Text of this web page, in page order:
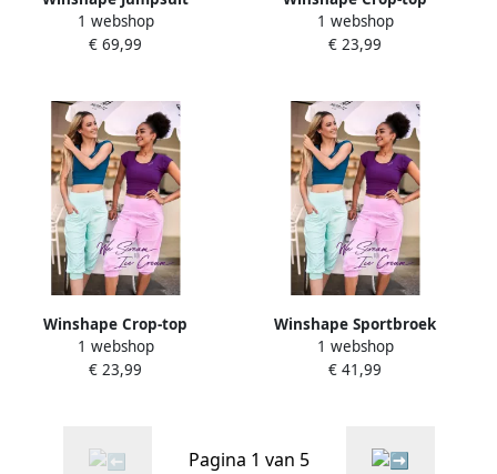
JS102LSC Functioneel
comfort
1 webshop
€ 69,99
AET137LS Functioneel licht
en zacht cropped
1 webshop
€ 23,99
Winshape Crop-top
AET137LS Functioneel licht
en zacht cropped
1 webshop
€ 23,99
Winshape Sportbroek
Functional Comfort ¾
leisurebroek LEI201C
1 webshop
€ 41,99
Pagina 1 van 5